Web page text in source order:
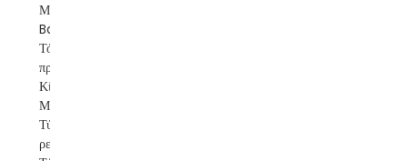
Μάρκα:
Banatton
Τόπος
προέλευσης:
Κίνα Φάση:
Μονοφασικός
Τύπος
ρεύματος: AC